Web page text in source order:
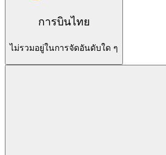
การบินไทย
ไม่รวมอยู่ในการจัดอันดับใด ๆ